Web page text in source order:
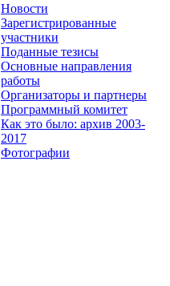
Новости
Зарегистрированные
участники
Поданные тезисы
Основные направления
работы
Организаторы и партнеры
Программный комитет
Как это было: архив 2003-
2017
Фотографии